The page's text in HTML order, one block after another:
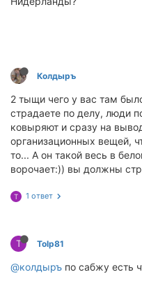
Колдыръ
2 тыщи чего у вас там
страдаете по делу, люди
ковыряют и сразу на
организационных вещей,
то... А он такой весь в
ворочает:)) вы должны
T 1 ответ
T Tolp81
@колдыръ по сабжу есть